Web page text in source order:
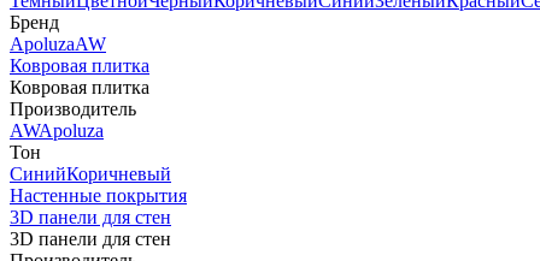
Бренд
ApoluzaAW
Ковровая плитка
Ковровая плитка
Производитель
AWApoluza
Тон
СинийКоричневый
Настенные покрытия
3D панели для стен
3D панели для стен